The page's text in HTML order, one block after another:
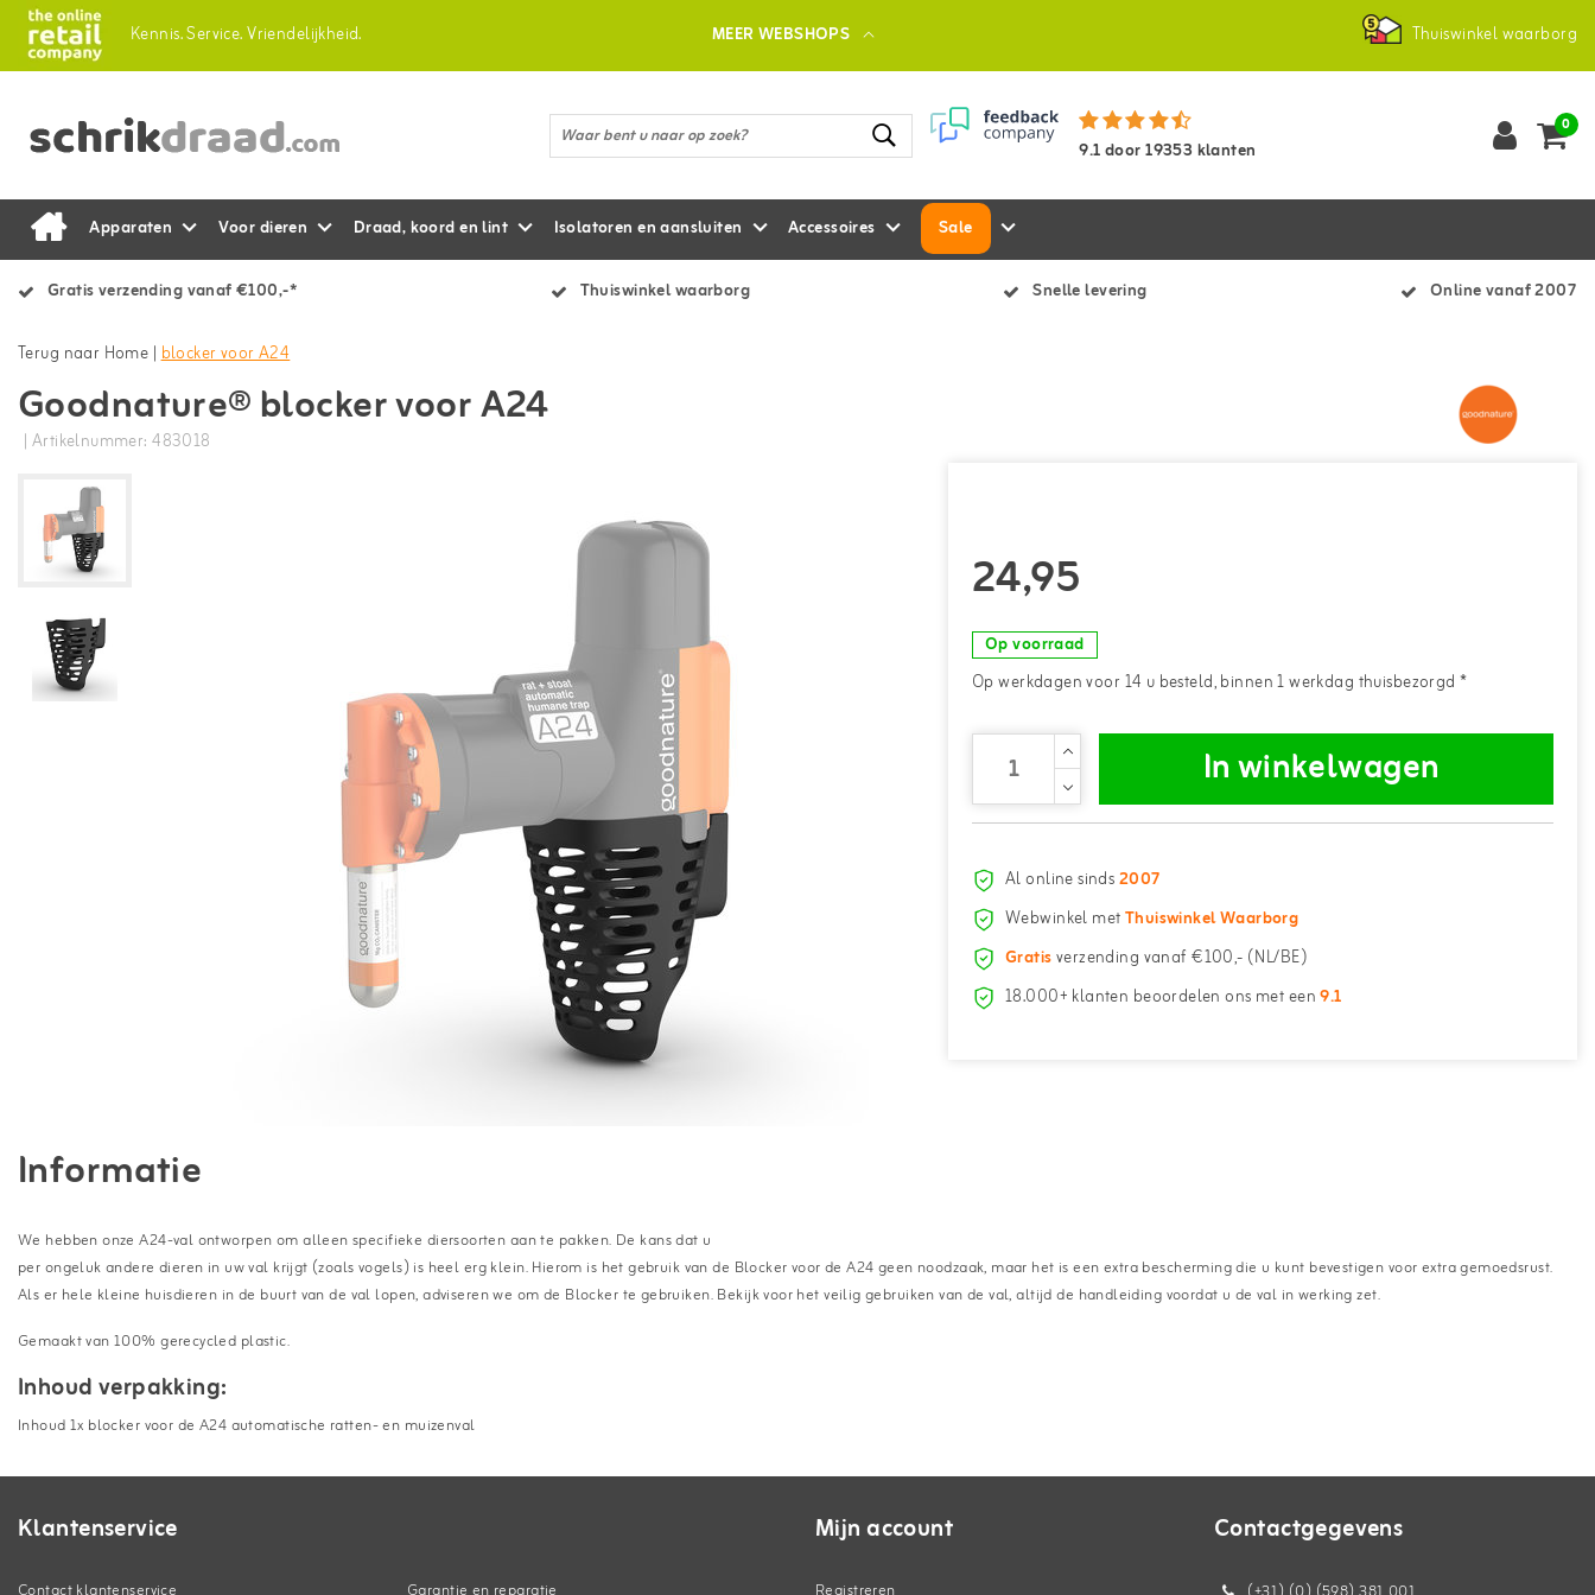
Kennis.Service.Vriendelijkheid. MEER WEBSHOPS Thuiswinkel waarborg
9.1door19353 klanten
0
Apparaten Voor dieren Draad, koord en lint Isolatoren en aansluiten Accessoires Sale
Gratis verzending vanaf €100,-* Thuiswinkel waarborg Snelle levering Online vanaf 2007
Terug naar Home |blocker voor A24
Goodnature® blocker voor A24
| Artikelnummer: 483018
24,95
Op voorraad
Op werkdagen voor 14 u besteld, binnen 1 werkdag thuisbezorgd *
In winkelwagen
Al online sinds2007
Webwinkel metThuiswinkel Waarborg
Gratisverzending vanaf €100,- (NL/BE)
18.000+ klanten beoordelen ons met een9.1
Informatie
We hebben onze A24-val ontworpen om alleen specifieke diersoorten aan te pakken. De kans dat u
per ongeluk andere dieren in uw val krijgt (zoals vogels) is heel erg klein. Hierom is het gebruik van de Blocker voor de A24 geen noodzaak, maar het is een extra bescherming die u kunt bevestigen voor extra gemoedsrust.
Als er hele kleine huisdieren in de buurt van de val lopen, adviseren we om de Blocker te gebruiken. Bekijk voor het veilig gebruiken van de val, altijd de handleiding voordat u de val in werking zet.
Gemaakt van 100% gerecycled plastic.
Inhoud verpakking:
Inhoud 1x blocker voor de A24 automatische ratten- en muizenval
Klantenservice Mijn account Contactgegevens